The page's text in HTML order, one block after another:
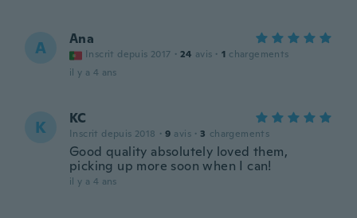
A Ana
Inscrit depuis 2017 · 24 avis · 1 chargements
il y a 4 ans
K KC
Inscrit depuis 2018 · 9 avis · 3 chargements
Good quality absolutely loved them,
picking up more soon when I can!
il y a 4 ans